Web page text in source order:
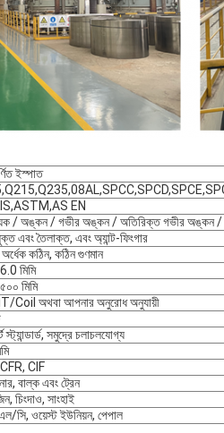
ইস্পাত
EN
/ অঙ্কন / গভীর অঙ্কন / অতিরিক্ত গভীর অঙ্কন /
এবং তৈলাক্ত, এবং অ্যান্ট-ফিংগার
কঠিন, কঠিন গুণমান
মিমি
মিমি
Coil অথবা আপনার অনুরোধ অনুযায়ী
স্ট্যান্ডার্ড, সমুদ্রে চলাচলযোগ্য
CIF
বাল্ক এবং ট্রেন
চিংদাও, সাংহাই
সি, ওয়েস্ট ইউনিয়ন, পেপাল